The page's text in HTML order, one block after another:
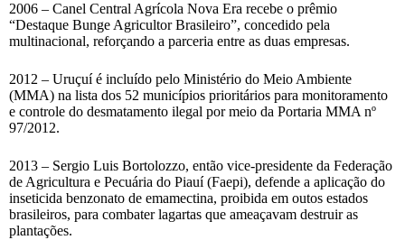
2006 – Canel Central Agrícola Nova Era recebe o prêmio
“Destaque Bunge Agricultor Brasileiro”, concedido pela
multinacional, reforçando a parceria entre as duas empresas.
2012 – Uruçuí é incluído pelo Ministério do Meio Ambiente
(MMA) na lista dos 52 municípios prioritários para monitoramento
e controle do desmatamento ilegal por meio da Portaria MMA nº
97/2012.
2013 – Sergio Luis Bortolozzo, então vice-presidente da Federação
de Agricultura e Pecuária do Piauí (Faepi), defende a aplicação do
inseticida benzonato de emamectina, proibida em outos estados
brasileiros, para combater lagartas que ameaçavam destruir as
plantações.